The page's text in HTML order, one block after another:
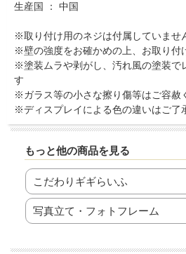
生産国 ： 中国
※取り付け用のネジは付属していませ
※壁の強度をお確かめの上、お取り付
※塗装ムラや剥がし、汚れ風の塗装で
す
※ガラス等の小さな擦り傷等はご容赦
※ディスプレイによる色の違いはご了
もっと他の商品を見る
こだわりギギらいふ
写真立て・フォトフレーム